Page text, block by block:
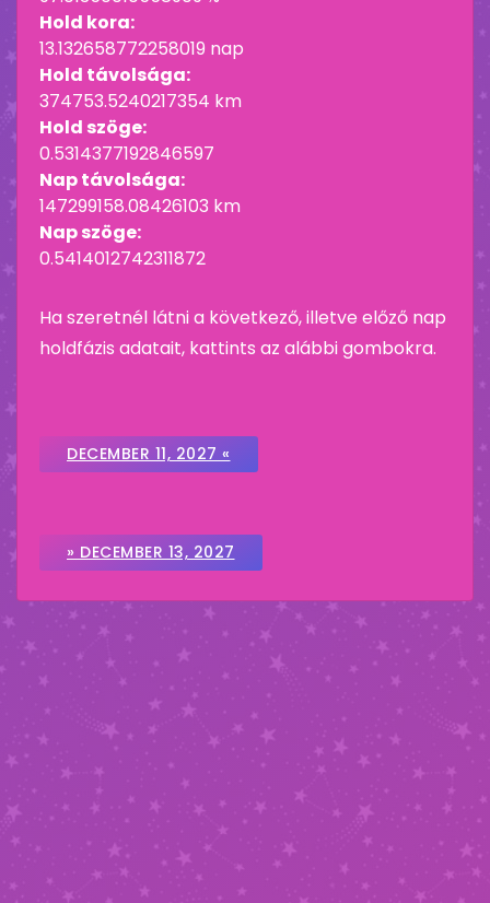
Hold kora:
13.132658772258019 nap
Hold távolsága:
374753.5240217354 km
Hold szöge:
0.5314377192846597
Nap távolsága:
147299158.08426103 km
Nap szöge:
0.5414012742311872
Ha szeretnél látni a következő, illetve előző nap
holdfázis adatait, kattints az alábbi gombokra.
DECEMBER 11, 2027 «
» DECEMBER 13, 2027